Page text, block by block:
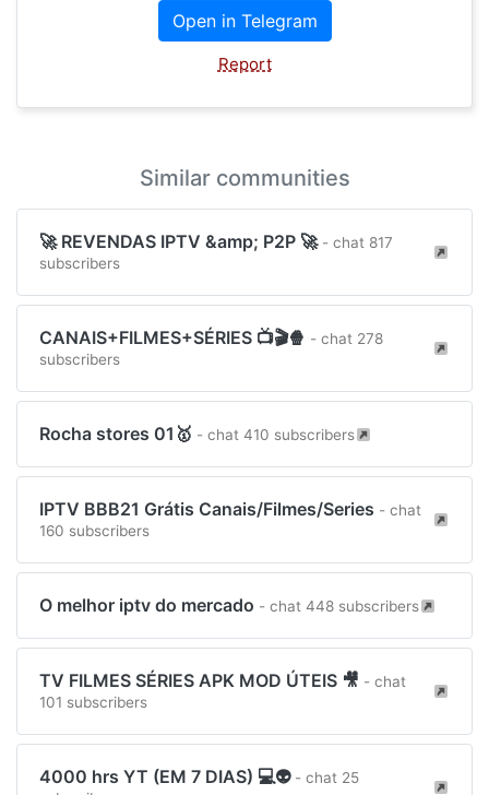
Open in Telegram
Report
Similar communities
🚀 REVENDAS IPTV &amp; P2P 🚀 - chat 817
subscribers
CANAIS+FILMES+SÉRIES 📺🎬🍿 - chat 278
subscribers
Rocha stores 01🥇 - chat 410 subscribers
IPTV BBB21 Grátis Canais/Filmes/Series - chat
160 subscribers
O melhor iptv do mercado - chat 448 subscribers
TV FILMES SÉRIES APK MOD ÚTEIS 🎥 - chat
101 subscribers
4000 hrs YT (EM 7 DIAS) 💻👽 - chat 25